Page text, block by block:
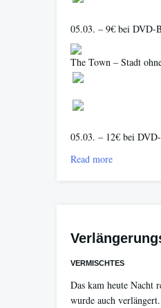
05.03. – 9€ bei DVD-
The Town – Stadt
05.03. – 12€ bei
Read more
VERMISCHTES
Das kam heute Nacht
wurde auch